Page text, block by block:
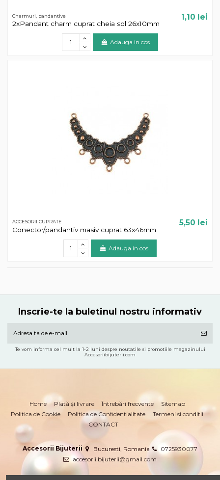
Charmuri, pandantive
2xPandant charm cuprat cheia sol 26x10mm
1,10 lei
Adauga in cos
ACCESORII CUPRATE
Conector/pandantiv masiv cuprat 63x46mm
5,50 lei
Adauga in cos
Inscrie-te la buletinul nostru informativ
Te vom informa cel mult la 1-2 luni despre noutatile si promotiile magazinului
Accesoriibijuterii.com
Home Plată și livrare Întrebări frecvente
Sitemap
Politica de Cookie
Politica de Confidentialitate
Termeni si conditii
CONTACT
Accesorii Bijuterii Bucuresti, Romania
0725930077
accesorii.bijuterii@gmail.com